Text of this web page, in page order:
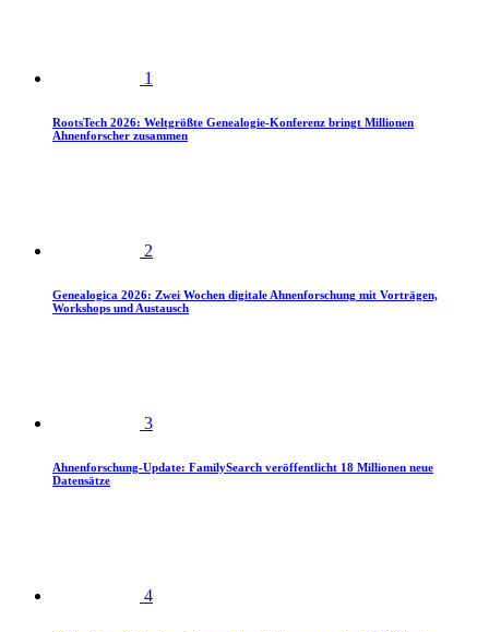
1
RootsTech 2026: Weltgrößte Genealogie-Konferenz bringt Millionen
Ahnenforscher zusammen
2
Genealogica 2026: Zwei Wochen digitale Ahnenforschung mit Vorträgen,
Workshops und Austausch
3
Ahnenforschung-Update: FamilySearch veröffentlicht 18 Millionen neue
Datensätze
4